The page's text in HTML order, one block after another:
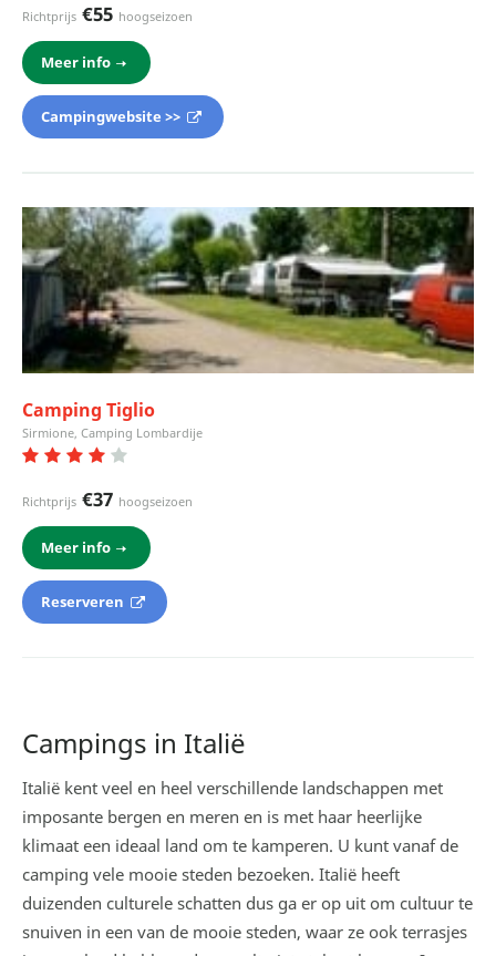
Richtprijs €55 hoogseizoen
Meer info
Campingwebsite >>
Camping Tiglio
Sirmione, Camping Lombardije
Richtprijs €37 hoogseizoen
Meer info
Reserveren
Campings in Italië
Italië kent veel en heel verschillende landschappen met
imposante bergen en meren en is met haar heerlijke
klimaat een ideaal land om te kamperen. U kunt vanaf de
camping vele mooie steden bezoeken. Italië heeft
duizenden culturele schatten dus ga er op uit om cultuur te
snuiven in een van de mooie steden, waar ze ook terrasjes